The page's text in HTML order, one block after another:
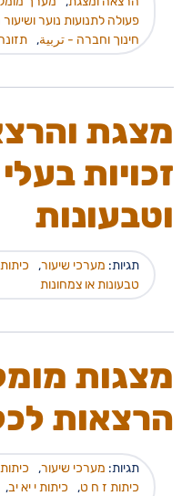
פעולה לתנועות נוער ושיעור
חינוך וחברה - تربية,
מצגת
זכויות
וטבעונות
תגיות: מערכי שיעור,
טבעונות או צמחונות
מצגות
הרצאות
תגיות: מערכי שיעור,
כיתות ז ח ט, כיתות י יא יב,